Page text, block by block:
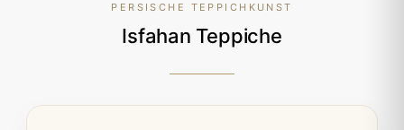
PERSISCHE TEPPICHKUNST
Isfahan Teppiche